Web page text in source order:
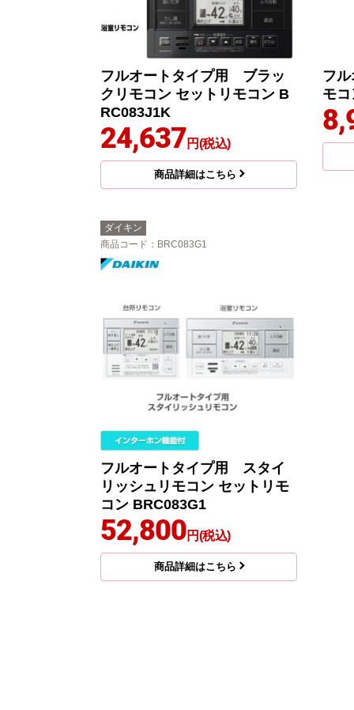
フルオートタイプ用 ブラッ
クリモコン セットリモコン B
RC083J1K
24,637円(税込)
商品詳細はこちら
フ
モ
ダイキン
商品コード ：BRC083G1
フルオートタイプ用 スタイ
リッシュリモコン セットリモ
コン BRC083G1
52,800円(税込)
商品詳細はこちら